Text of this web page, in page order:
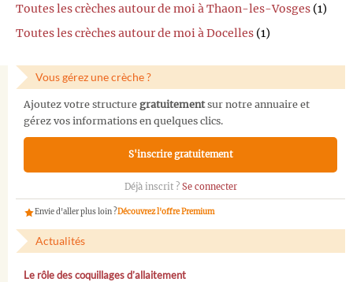
Toutes les crèches autour de moi à Thaon-les-Vosges (1)
Toutes les crèches autour de moi à Docelles (1)
Vous gérez une crèche ?
Ajoutez votre structure gratuitementsur notre annuaire et
gérez vos informations en quelques clics.
S'inscrire gratuitement
Déjà inscrit ? Se connecter
Envie d'aller plus loin ?Découvrez l'offre Premium
Actualités
Le rôle des coquillages d’allaitement